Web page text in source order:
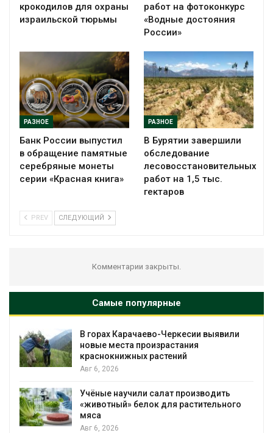
крокодилов для охраны
израильской тюрьмы
работ на фотоконкурс
«Водные достояния
России»
РАЗНОЕ
Банк России выпустил
в обращение памятные
серебряные монеты
серии «Красная книга»
РАЗНОЕ
В Бурятии завершили
обследование
лесовосстановительных
работ на 1,5 тыс.
гектаров
PREV СЛЕДУЮЩИЙ
Комментарии закрыты.
Самые популярные
В горах Карачаево-Черкесии выявили
новые места произрастания
краснокнижных растений
Авг 6, 2026
Учёные научили салат производить
«животный» белок для растительного
мяса
Авг 6, 2026